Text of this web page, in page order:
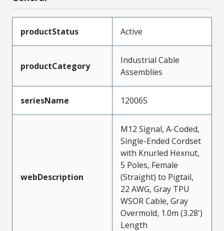
productStatus Active
productCategory
Industrial Cable
Assemblies
seriesName 120065
webDescription
M12 Signal, A-Coded,
Single-Ended Cordset
with Knurled Hexnut,
5 Poles, Female
(Straight) to Pigtail,
22 AWG, Gray TPU
WSOR Cable, Gray
Overmold, 1.0m (3.28')
Length